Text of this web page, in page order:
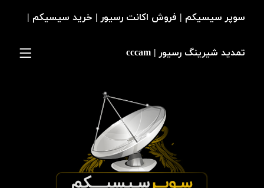
سوپر سیسیکم | فروش اکانت رسیور | خرید سیسیکم |
تمدید شیرینگ رسیور | cccam